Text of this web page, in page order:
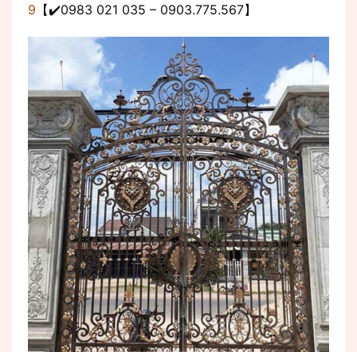
9 【✔️0983 021 035 – 0903.775.567】